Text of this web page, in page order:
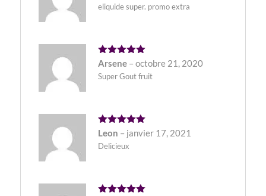
eliquide super. promo extra
Note5
Arsene – octobre 21, 2020
Super Gout fruit
Note 5
Leon – janvier 17, 2021
Delicieux